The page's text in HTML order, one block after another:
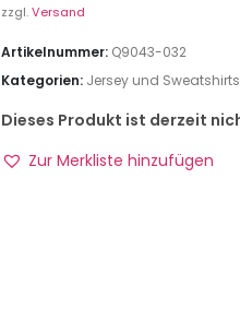
zzgl.Versand
Artikelnummer: Q9043-032
Kategorien: Jersey und
Dieses Produkt ist derzeit
Zur Merkliste hinzufügen